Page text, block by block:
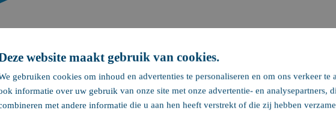
& Infra, Nobleo Technology, Nobleo Manufacturing, Bloxz en Vertex
België en Nederland. Wat was het een geweldige race.
avontuurlijke dag!
Play Video
website maakt gebruik van cookies.
gebruiken cookies om inhoud en advertenties te personaliseren en om ons verkeer te
informatie over uw gebruik van onze site met onze advertentie- en analysepartners,
met andere informatie die u aan hen heeft verstrekt of die zij hebben